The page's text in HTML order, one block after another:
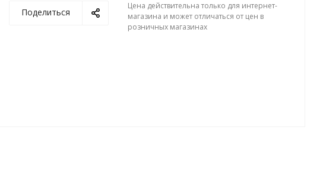
Поделиться
Цена действительна только для интернет-
магазина и может отличаться от цен в
розничных магазинах